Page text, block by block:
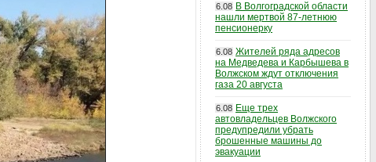
6.08 В Волгоградской области
нашли мертвой 87-летнюю
пенсионерку
6.08 Жителей ряда адресов
на Медведева и Карбышева в
Волжском ждут отключения
газа 20 августа
6.08 Еще трех
автовладельцев Волжского
предупредили убрать
брошенные машины до
эвакуации